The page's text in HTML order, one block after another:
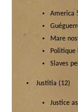
America
Mare
Slaves
Justitia (12)
Justice